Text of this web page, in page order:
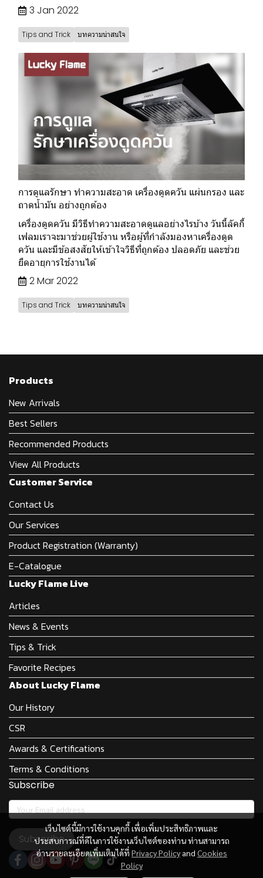
3 Jan 2022
Tips and Trick บทความน่าสนใจ
การดูแลรักษา ทำความสะอาด เครื่องดูดควัน แผ่นกรอง และ
ถาดน้ำมัน อย่างถูกต้อง
เครื่องดูดควัน มีวิธีทำความสะอาดดูแลอย่างไรบ้าง วันนี้ลัคกี้
เฟลมเราจะมาช่วยผู้ใช้งาน หรือผู้ที่กำลังมองหาเครื่องดูด
ควัน และมีข้อสงสัยให้เข้าใจวิธีที่ถูกต้อง ปลอดภัย และช่วย
ยืดอายุการใช้งานได้
2 Mar 2022
Tips and Trick บทความน่าสนใจ
เว็บไซต์นี้มีการใช้งานคุกกี้ เพื่อเพิ่มประสิทธิภาพและ
ประสบการณ์ที่ดีในการใช้งานเว็บไซต์ของท่าน ท่านสามารถ
อ่านรายละเอียดเพิ่มเติมได้ที่ Privacy Policyand Cookies
Policy
Products
New Arrivals
Best Sellers
Recommended Products
View All Products
Customer Service
Contact Us
Our Services
Product Registration (Warranty)
E-Catalogue
Lucky Flame Live
Articles
News & Events
Tips & Trick
Favorite Recipes
About Lucky Flame
Our History
CSR
Awards & Certifications
Terms & Conditions
Subscribe
Subscribe